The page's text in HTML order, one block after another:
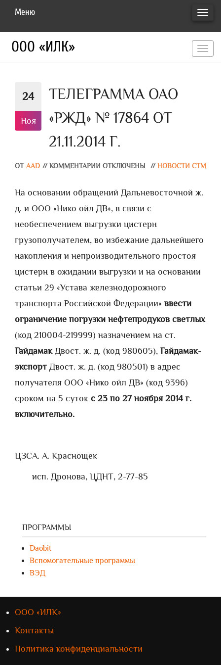
Меню
ООО «ИЛК»
24
Ноя
ТЕЛЕГРАММА ОАО
«РЖД» № 17864 ОТ
21.11.2014 Г.
ОТ AAD // КОММЕНТАРИИ ОТКЛЮЧЕНЫ // НОВОСТИ СТМ
На основании обращений Дальневосточной ж.
д. и ООО «Нико ойл ДВ», в связи с
необеспечением выгрузки цистерн
грузополучателем, во избежание дальнейшего
накопления и непроизводительного простоя
цистерн в ожидании выгрузки и на основании
статьи 29 «Устава железнодорожного
транспорта Российской Федерации» ввести
ограничение погрузки нефтепродуков светлых
(код 210004-219999) назначением на ст.
ГайдамакДвост. ж. д. (код 980605), Гайдамак-
экспорт Двост. ж. д. (код 980501) в адрес
получателя ООО «Нико ойл ДВ» (код 9396)
сроком на 5 суток с 23 по 27 ноября 2014 г.
включительно.
ЦЗСА. А. Краснощек
исп. Дронова, ЦДНТ, 2-77-85
ПРОГРАММЫ
Daobit
Вспомогательные программы
ВЭД
ООО «ИЛК»
Контакты
Политика конфиденциальности